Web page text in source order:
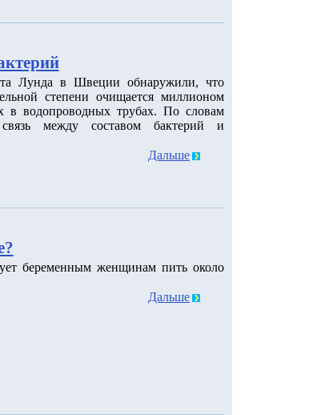
Лунда в Швеции обнаружили, что
степени очищается миллионом
в водопроводных трубах. По словам
связь между составом бактерий и
Дальше
беременным женщинам пить около
Дальше